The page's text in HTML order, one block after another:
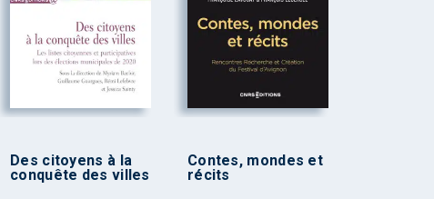
Des citoyens à la
conquête des villes
Contes, mondes et
récits